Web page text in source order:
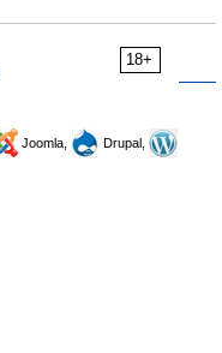
18+
Joomla,
Drupal,